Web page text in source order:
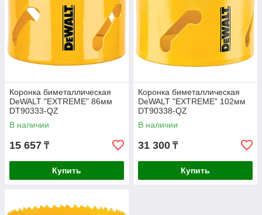
Коронка биметаллическая
DeWALT "EXTREME" 86мм
DT90333-QZ
В наличии
15 657 ₸
Купить
Коронка биметаллическая
DeWALT "EXTREME" 102мм
DT90338-QZ
В наличии
31 300 ₸
Купить